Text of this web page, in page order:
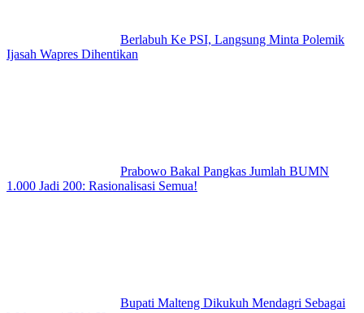
Berlabuh Ke PSI, Langsung Minta Polemik
Ijasah Wapres Dihentikan
Prabowo Bakal Pangkas Jumlah BUMN
1.000 Jadi 200: Rasionalisasi Semua!
Bupati Malteng Dikukuh Mendagri Sebagai